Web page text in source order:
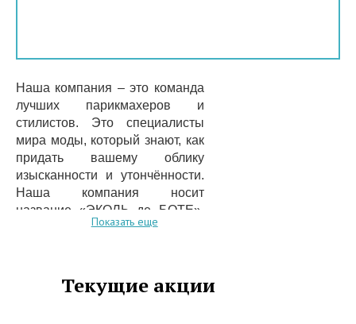
Наша компания – это команда
лучших парикмахеров и
стилистов. Это специалисты
мира моды, который знают, как
придать вашему облику
изысканности и утончённости.
Наша компания носит
название «ЭКОЛЬ де БОТЕ»,
что на французском означает
и курсы имиджу, стилю, укладке
волос и макияжу. Качество
Показать еще
Текущие акции